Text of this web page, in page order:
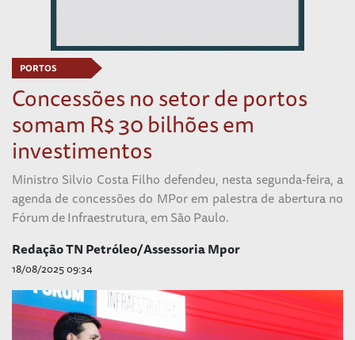
PORTOS
Concessões no setor de portos
somam R$ 30 bilhões em
investimentos
Ministro Silvio Costa Filho defendeu, nesta segunda-feira, a
agenda de concessões do MPor em palestra de abertura no
Fórum de Infraestrutura, em São Paulo.
Redação TN Petróleo/Assessoria Mpor
18/08/2025 09:34